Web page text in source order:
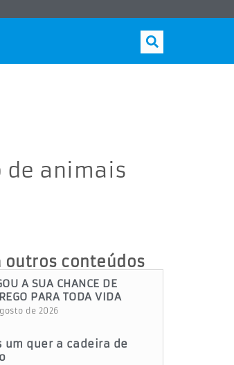
de animais
outros conteúdos
A SUA CHANCE DE
PARA TODA VIDA
de 2026
um quer a cadeira de